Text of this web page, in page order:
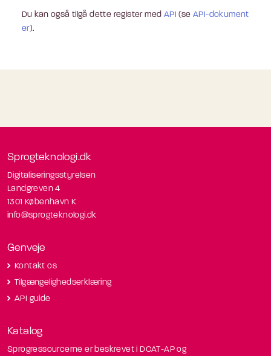
Du kan også tilgå dette register med API (seAPI-dokument
er).
Sprogteknologi.dk
Digitaliseringsstyrelsen
Landgreven 4
1301 København K
info@sprogteknologi.dk
Genveje
Kontakt os
Tilgængelighedserklæring
API guide
Katalog
Sprogressourcerne er beskrevet i DCAT-AP og